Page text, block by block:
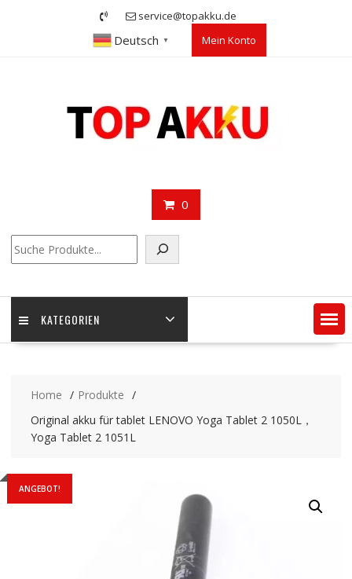
service@topakku.de
Deutsch ▼ Mein Konto
0
KATEGORIEN
Home
Produkte
Original akku für tablet LENOVO Yoga Tablet 2 1050L，
Yoga Tablet 2 1051L
ANGEBOT!